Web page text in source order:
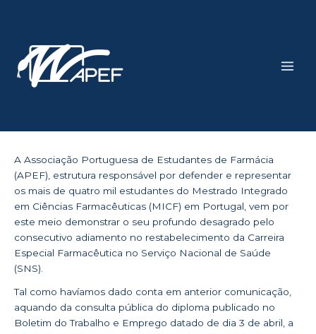
A Associação Portuguesa de Estudantes de Farmácia
(APEF), estrutura responsável por defender e representar
os mais de quatro mil estudantes do Mestrado Integrado
em Ciências Farmacêuticas (MICF) em Portugal, vem por
este meio demonstrar o seu profundo desagrado pelo
consecutivo adiamento no restabelecimento da Carreira
Especial Farmacêutica no Serviço Nacional de Saúde
(SNS).
Tal como havíamos dado conta em anterior comunicação,
aquando da consulta pública do diploma publicado no
Boletim do Trabalho e Emprego datado de dia 3 de abril, a